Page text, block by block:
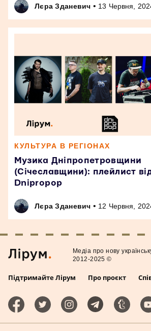
Лєра Зданевич • 13 Червня,
КУЛЬТУРА В РЕГІОНАХ
Музика Дніпропетровщини
(Січеславщини): плейлист
Dnipropop
Лєра Зданевич • 12 Червня,
Підтримайте Лірум Про проєкт
Медiа про нову
2012-2025 ©